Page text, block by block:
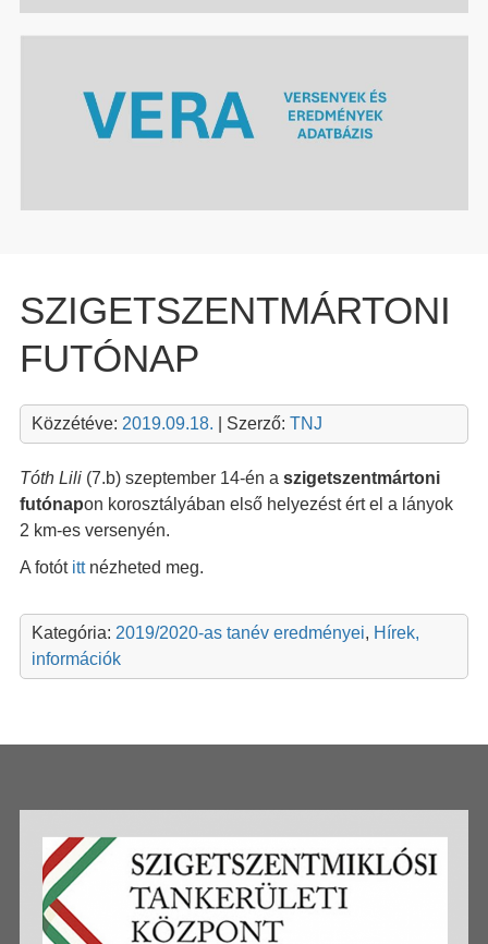
SZIGETSZENTMÁRTONI
FUTÓNAP
Közzétéve: 2019.09.18. | Szerző: TNJ
Tóth Lili(7.b) szeptember 14-én a szigetszentmártoni
futónapon korosztályában első helyezést ért el a lányok
2 km-es versenyén.
A fotót ittnézheted meg.
Kategória: 2019/2020-as tanév eredményei, Hírek,
információk